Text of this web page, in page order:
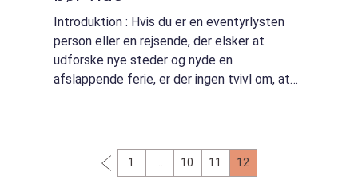
Introduktion : Hvis du er en eventyrlysten
person eller en rejsende, der elsker at
udforske nye steder og nyde en
afslappende ferie, er der ingen tvivl om, at
1 10 11 12